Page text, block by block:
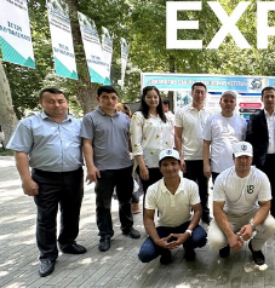
06.23.2025 6356
PEDAGOG QASAMYODI